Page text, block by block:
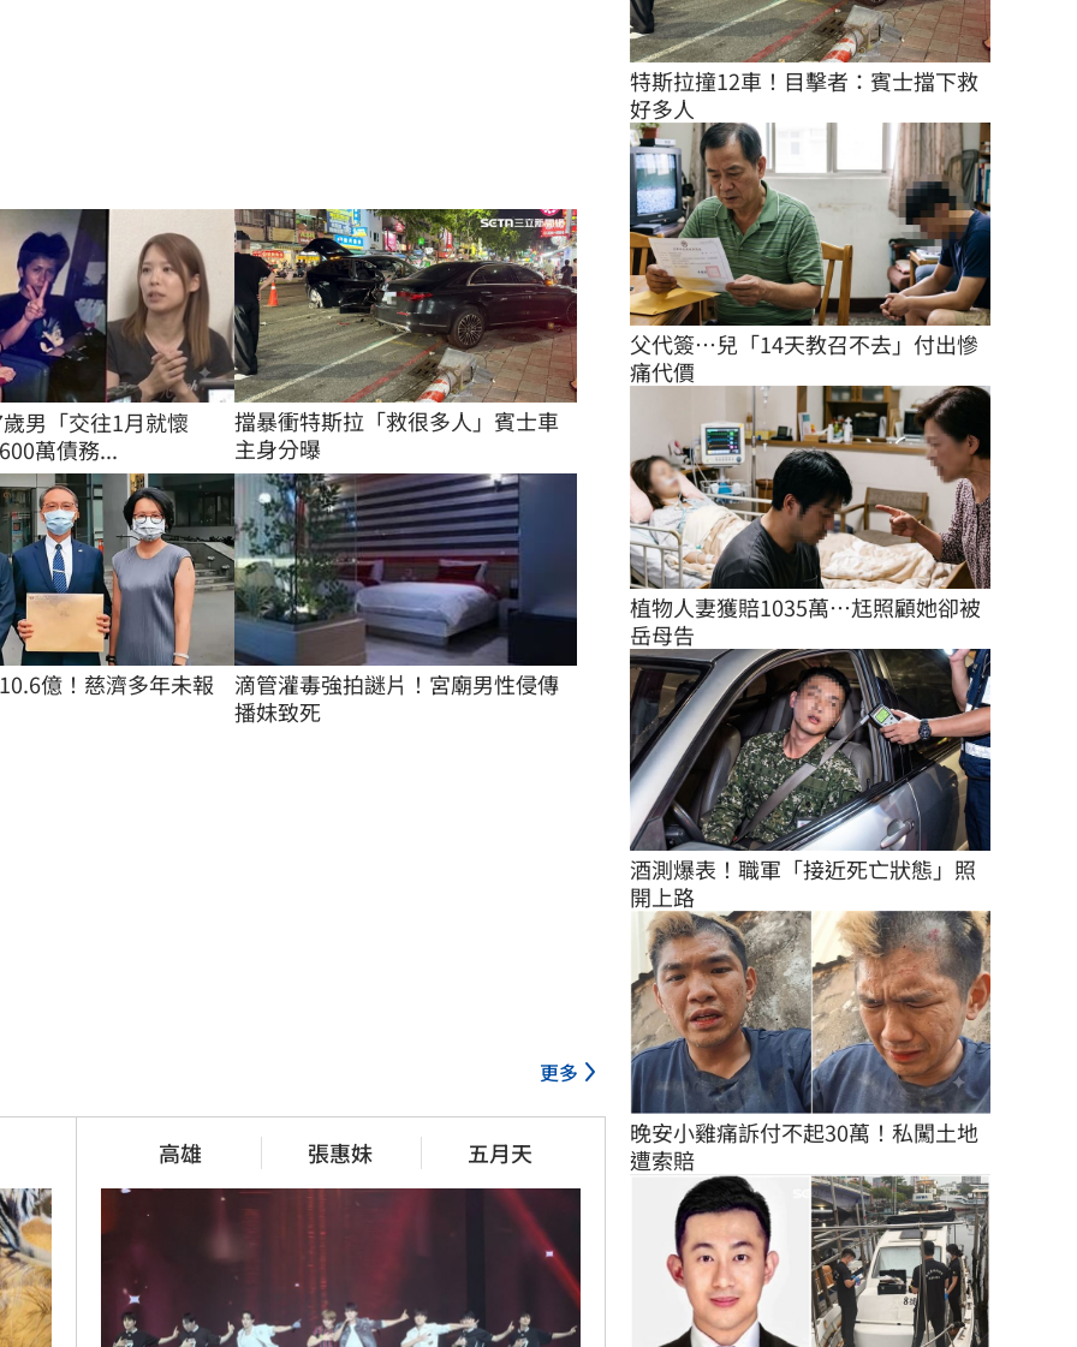
男「交往1月就懷
萬債務...
擋暴衝特斯拉「救很多人」賓士車
主身分曝
億！慈濟多年未報
滴管灌毒強拍謎片！宮廟男性侵傳
播妹致死
更多
高雄 張惠妹 五月天
特斯拉撞12車！目擊者：賓士擋下救
好多人
父代簽…兒「14天教召不去」付出慘
痛代價
植物人妻獲賠1035萬…尪照顧她卻被
岳母告
酒測爆表！職軍「接近死亡狀態」照
開上路
晚安小雞痛訴付不起30萬！私闖土地
遭索賠